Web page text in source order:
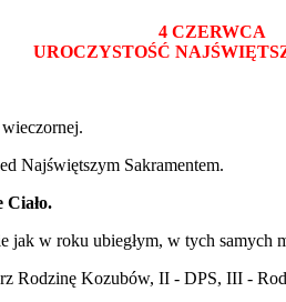
4 CZERWCA
UROCZYSTOŚĆ
Najświętszym Sakramentem.
Ciało.
w roku ubiegłym, w tych samych
Rodzinę Kozubów, II - DPS, III -